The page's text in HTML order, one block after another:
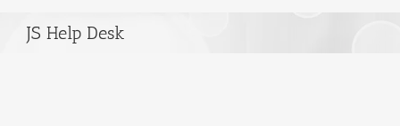
JS Help Desk